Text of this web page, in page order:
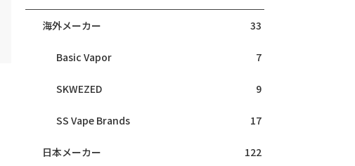
海外メーカー 33
Basic Vapor 7
SKWEZED 9
SS Vape Brands 17
日本メーカー 122